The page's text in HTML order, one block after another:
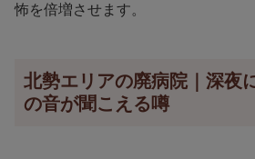
怖を倍増させます。
北勢エリアの廃病院｜深夜
の音が聞こえる噂